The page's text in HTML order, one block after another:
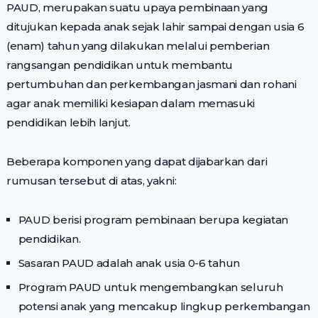
PAUD, merupakan suatu upaya pembinaan yang
ditujukan kepada anak sejak lahir sampai dengan usia 6
(enam) tahun yang dilakukan melalui pemberian
rangsangan pendidikan untuk membantu
pertumbuhan dan perkembangan jasmani dan rohani
agar anak memiliki kesiapan dalam memasuki
pendidikan lebih lanjut.
Beberapa komponen yang dapat dijabarkan dari
rumusan tersebut di atas, yakni:
PAUD berisi program pembinaan berupa kegiatan
pendidikan.
Sasaran PAUD adalah anak usia 0-6 tahun
Program PAUD untuk mengembangkan seluruh
potensi anak yang mencakup lingkup perkembangan